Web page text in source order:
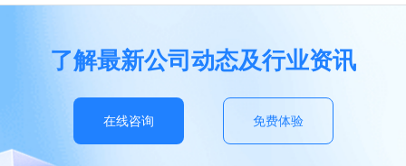
了解最新公司动态及行业资讯
在线咨询 免费体验